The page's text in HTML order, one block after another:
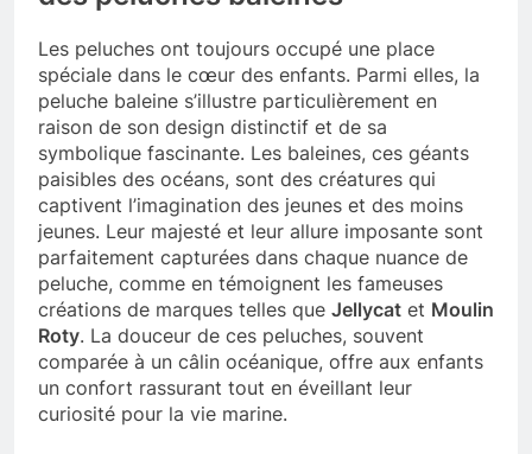
Les peluches ont toujours occupé une place
spéciale dans le cœur des enfants. Parmi elles, la
peluche baleine s’illustre particulièrement en
raison de son design distinctif et de sa
symbolique fascinante. Les baleines, ces géants
paisibles des océans, sont des créatures qui
captivent l’imagination des jeunes et des moins
jeunes. Leur majesté et leur allure imposante sont
parfaitement capturées dans chaque nuance de
peluche, comme en témoignent les fameuses
créations de marques telles que Jellycat et Moulin
Roty. La douceur de ces peluches, souvent
comparée à un câlin océanique, offre aux enfants
un confort rassurant tout en éveillant leur
curiosité pour la vie marine.